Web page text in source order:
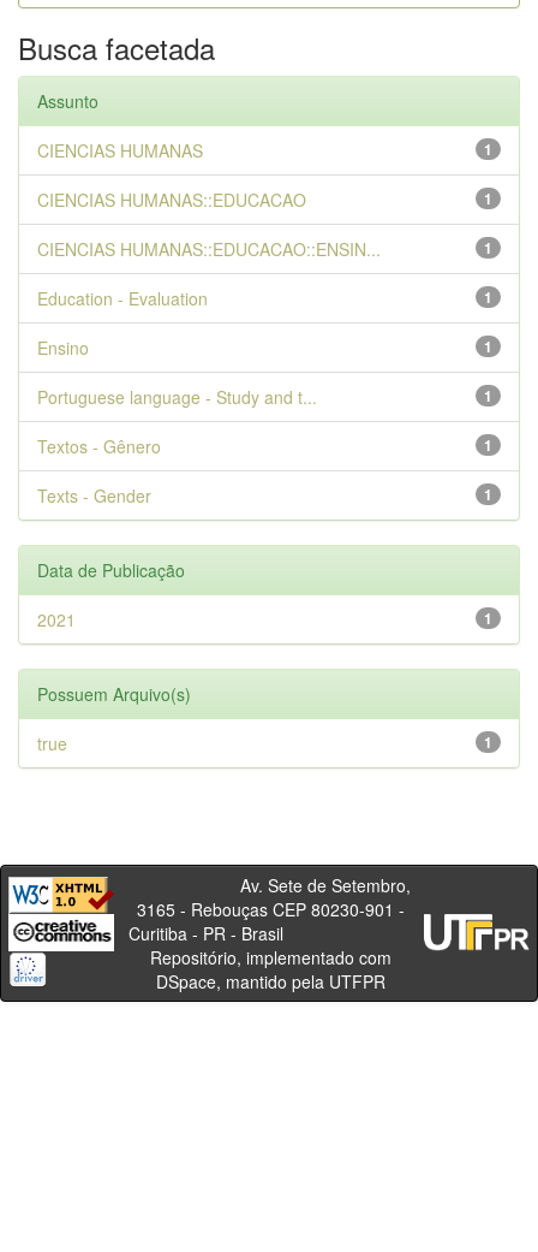
Busca facetada
Assunto
1
CIENCIAS HUMANAS
1
CIENCIAS HUMANAS::EDUCACAO
1
CIENCIAS HUMANAS::EDUCACAO::ENSIN...
1
Education - Evaluation
1
Ensino
1
Portuguese language - Study and t...
1
Textos - Gênero
1
Texts - Gender
Data de Publicação
1
2021
Possuem Arquivo(s)
1
true
Av. Sete de Setembro,
3165 - Rebouças CEP 80230-901 -
Curitiba - PR - Brasil
Repositório, implementado com
DSpace, mantido pela UTFPR